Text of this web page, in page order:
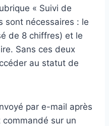
« Suivi de
sont nécessaires : le
de 8 chiffres) et le
Sans ces deux
au statut de
par e-mail après
commandé sur un